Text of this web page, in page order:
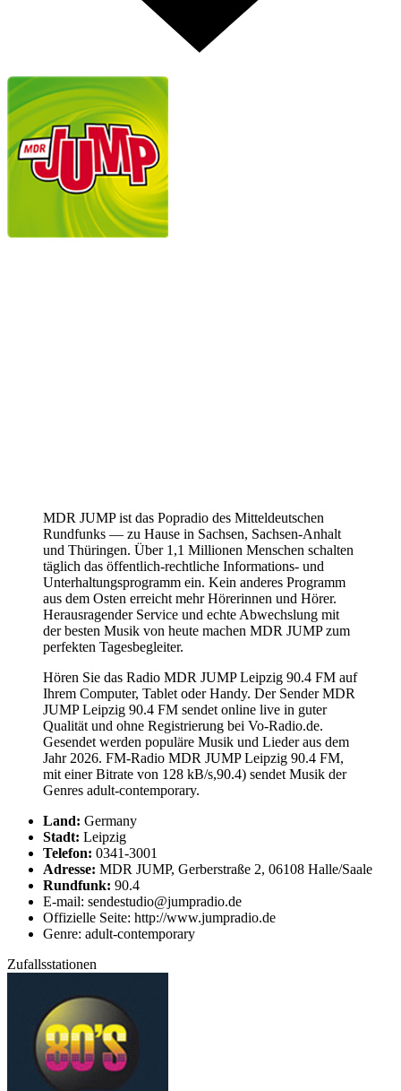
MDR JUMP ist das Popradio des Mitteldeutschen
Rundfunks — zu Hause in Sachsen, Sachsen-Anhalt
und Thüringen. Über 1,1 Millionen Menschen schalten
täglich das öffentlich-rechtliche Informations- und
Unterhaltungsprogramm ein. Kein anderes Programm
aus dem Osten erreicht mehr Hörerinnen und Hörer.
Herausragender Service und echte Abwechslung mit
der besten Musik von heute machen MDR JUMP zum
perfekten Tagesbegleiter.
Hören Sie das Radio MDR JUMP Leipzig 90.4 FM auf
Ihrem Computer, Tablet oder Handy. Der Sender MDR
JUMP Leipzig 90.4 FM sendet online live in guter
Qualität und ohne Registrierung bei Vo-Radio.de.
Gesendet werden populäre Musik und Lieder aus dem
Jahr 2026. FM-Radio MDR JUMP Leipzig 90.4 FM,
mit einer Bitrate von 128 kB/s,90.4) sendet Musik der
Genres adult-contemporary.
Land: Germany
Stadt: Leipzig
Telefon: 0341-3001
Adresse: MDR JUMP, Gerberstraße 2, 06108 Halle/Saale
Rundfunk: 90.4
E-mail: sendestudio@jumpradio.de
Offizielle Seite: http://www.jumpradio.de
Genre: adult-contemporary
Zufallsstationen